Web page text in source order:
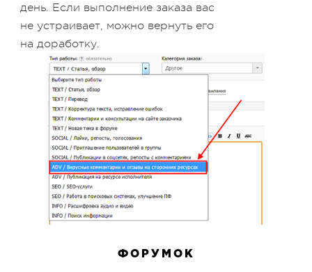
день. Если выполнение заказа вас
не устраивает, можно вернуть его
на доработку.
ФОРУМОК